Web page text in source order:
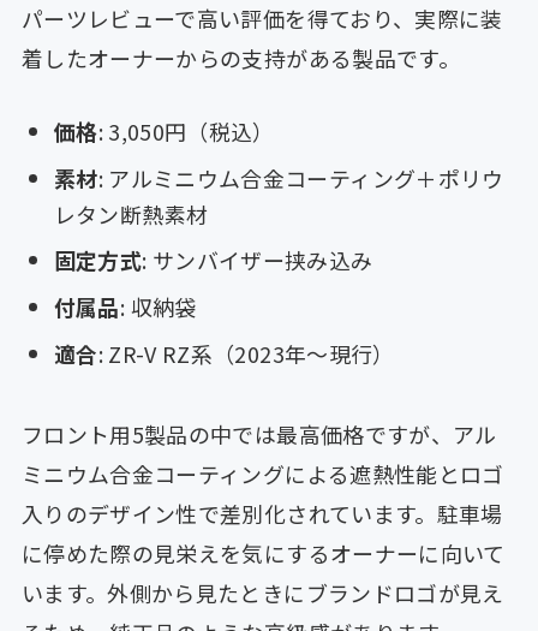
パーツレビューで高い評価を得ており、実際に装
着したオーナーからの支持がある製品です。
価格: 3,050円（税込）
素材: アルミニウム合金コーティング＋ポリウ
レタン断熱素材
固定方式: サンバイザー挟み込み
付属品: 収納袋
適合: ZR-V RZ系（2023年〜現行）
フロント用5製品の中では最高価格ですが、アル
ミニウム合金コーティングによる遮熱性能とロゴ
入りのデザイン性で差別化されています。駐車場
に停めた際の見栄えを気にするオーナーに向いて
います。外側から見たときにブランドロゴが見え